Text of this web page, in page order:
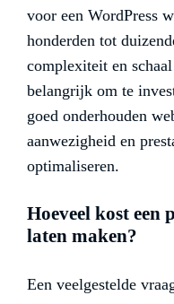
voor een WordPress
honderden tot
complexiteit en
belangrijk om te
goed onderhouden
aanwezigheid en
optimaliseren.
Hoeveel kost een
laten maken?
Een veelgestelde